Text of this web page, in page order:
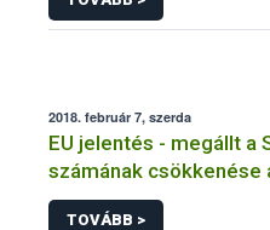
2018. február 7, szerda
EU jelentés - megállt a
számának csökkenése
TOVÁBB >